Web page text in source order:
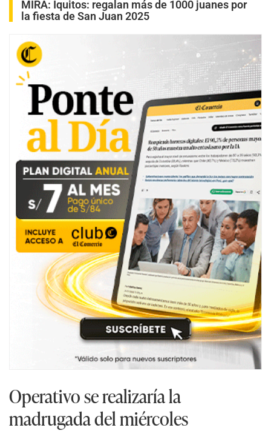
MIRA: Iquitos: regalan más de 1000 juanes por
la fiesta de San Juan 2025
Operativo se realizaría la
madrugada del miércoles